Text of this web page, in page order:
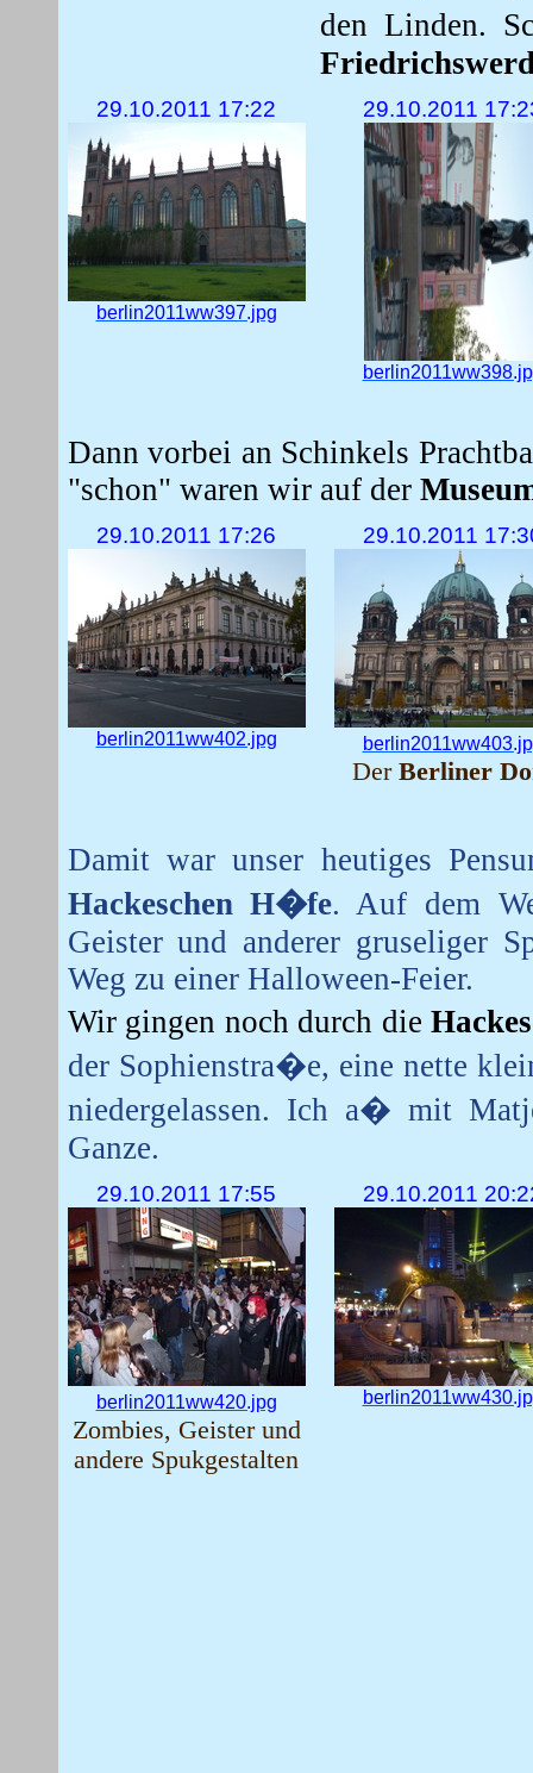
den Linden.
29.10.2011 17:22
berlin2011ww397.jpg
29.10.2011
Dann vorbei an Schinkels
"schon" waren wir auf der
29.10.2011 17:26
berlin2011ww402.jpg
29.10.2011
Der Berliner
Damit war unser heutiges
Hackeschen H�fe. Auf dem
Geister und anderer gruseliger
Weg zu einer Halloween-Feier.
Wir gingen noch durch die
der Sophienstra�e, eine nette
niedergelassen. Ich a� mit
Ganze.
29.10.2011 17:55
berlin2011ww420.jpg
Zombies, Geister und
andere Spukgestalten
29.10.2011